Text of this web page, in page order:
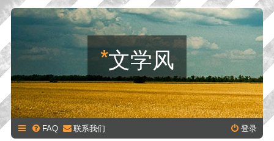
*文学风
FAQ 联系我们 登录